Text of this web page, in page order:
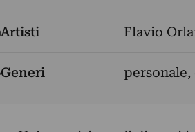
Artisti Flavio
Generi personale,